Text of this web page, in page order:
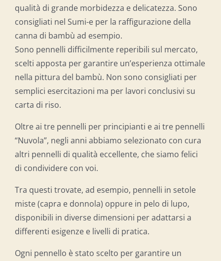
qualità di grande morbidezza e delicatezza. Sono
consigliati nel Sumi-e per la raffigurazione della
canna di bambù ad esempio.
Sono pennelli difficilmente reperibili sul mercato,
scelti apposta per garantire un’esperienza ottimale
nella pittura del bambù. Non sono consigliati per
semplici esercitazioni ma per lavori conclusivi su
carta di riso.
Oltre ai tre pennelli per principianti e ai tre pennelli
“Nuvola”, negli anni abbiamo selezionato con cura
altri pennelli di qualità eccellente, che siamo felici
di condividere con voi.
Tra questi trovate, ad esempio, pennelli in setole
miste (capra e donnola) oppure in pelo di lupo,
disponibili in diverse dimensioni per adattarsi a
differenti esigenze e livelli di pratica.
Ogni pennello è stato scelto per garantire un